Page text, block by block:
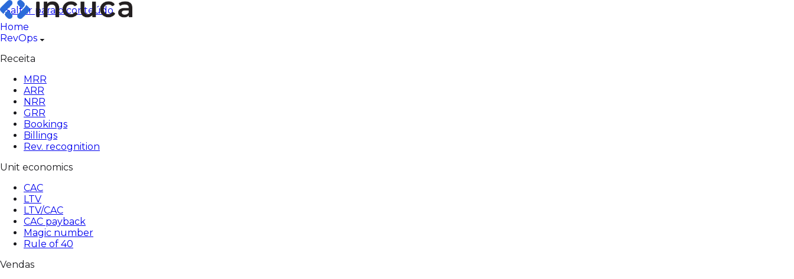
Pular
para
o
conteúdo
Saltar para o conteúdo
Home
RevOps
Receita
MRR
ARR
NRR
GRR
Bookings
Billings
Rev. recognition
Unit economics
CAC
LTV
LTV/CAC
CAC payback
Magic number
Rule of 40
Vendas